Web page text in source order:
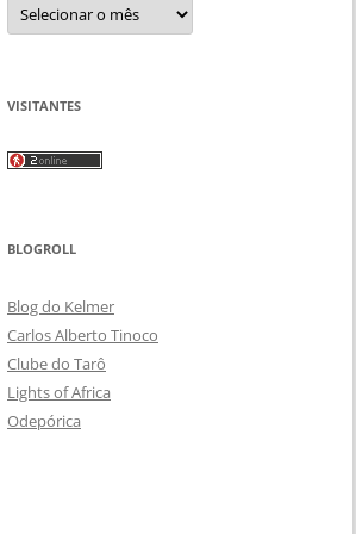
VISITANTES
BLOGROLL
Blog do Kelmer
Carlos Alberto Tinoco
Clube do Tarô
Lights of Africa
Odepórica